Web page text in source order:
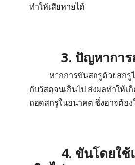
ทำให้เสียหายได้
3. ปัญหากา
หากการขันสกรูด้วยสกรู
กับวัสดุจนเกินไป ส่งผลทำให้เ
ถอดสกรูในอนาคต ซึ่งอาจต้อ
4. ขันโดยใช้